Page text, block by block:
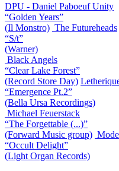
DPU - Daniel Paboeuf Unity
“Golden Years”
(Il Monstro) The Futureheads
“S/t”
(Warner)
Black Angels
“Clear Lake Forest”
(Record Store Day)
“Emergence Pt.2”
(Bella Ursa Recordings)
Michael Feuerstack
“The Forgettable (...)”
(Forward Music group)
“Occult Delight”
(Light Organ Records)